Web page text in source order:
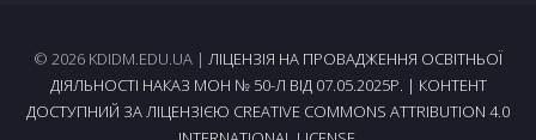
© 2026 KDIDM.EDU.UA | ЛІЦЕНЗІЯ НА ПРОВАДЖЕННЯ ОСВІТНЬОЇ
ДІЯЛЬНОСТІ НАКАЗ МОН № 50-Л ВІД 07.05.2025Р. | КОНТЕНТ
ДОСТУПНИЙ ЗА ЛІЦЕНЗІЄЮ CREATIVE COMMONS ATTRIBUTION 4.0